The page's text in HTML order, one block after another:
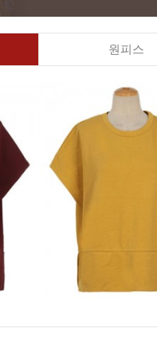
원피스